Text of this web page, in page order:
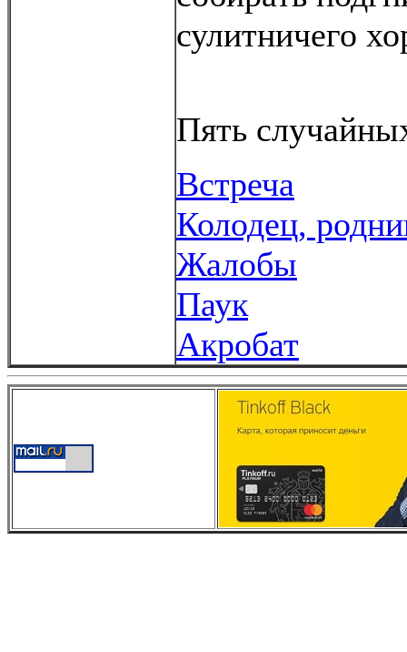
сулитничего
Пять
Встреча
Колодец,
Жалобы
Паук
Акробат